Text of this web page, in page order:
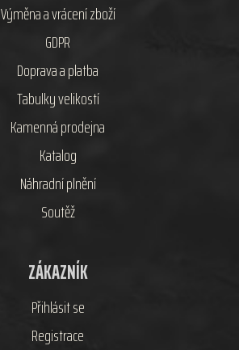
Výměna a vrácení zboží
GDPR
Doprava a platba
Tabulky velikostí
Kamenná prodejna
Katalog
Náhradní plnění
Soutěž
ZÁKAZNÍK
Přihlásit se
Registrace